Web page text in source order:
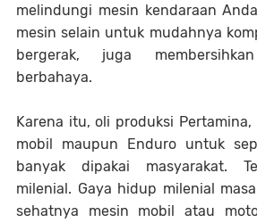
melindungi mesin kendaraan
mesin selain untuk mudahnya
bergerak, juga
berbahaya.
Karena itu, oli produksi
mobil maupun Enduro untuk
banyak dipakai masyarakat.
milenial. Gaya hidup milenial
sehatnya mesin mobil atau